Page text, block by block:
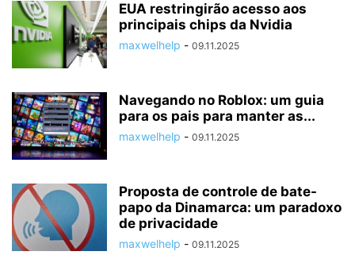
EUA restringirão acesso aos
principais chips da Nvidia
maxwelhelp - 09.11.2025
Navegando no Roblox: um guia
para os pais para manter as...
maxwelhelp - 09.11.2025
Proposta de controle de bate-
papo da Dinamarca: um paradoxo
de privacidade
maxwelhelp - 09.11.2025